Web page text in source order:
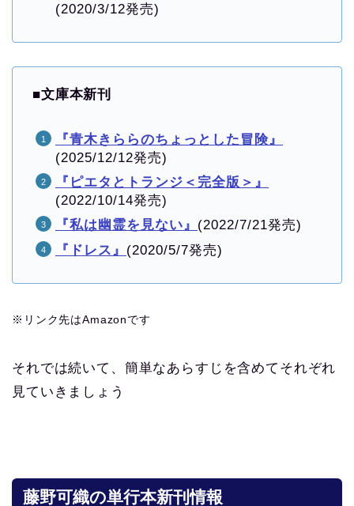
(2020/3/12発売)
■文庫本新刊
『青木きららのちょっとした冒険』
(2025/12/12発売)
『ピエタとトランジ＜完全版＞』
(2022/10/14発売)
『私は幽霊を見ない』 (2022/7/21発売)
『ドレス』 (2020/5/7発売)
※リンク先はAmazonです
それでは続いて、簡単なあらすじを含めてそれぞれ
見ていきましょう
藤野可織の単行本新刊情報